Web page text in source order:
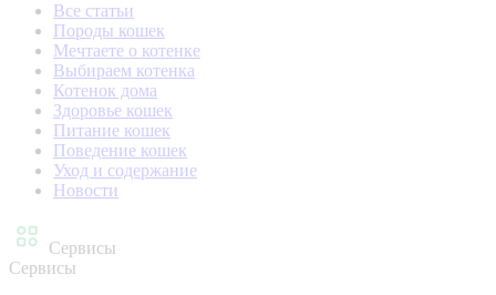
Все статьи
Породы кошек
Мечтаете о котенке
Выбираем котенка
Котенок дома
Здоровье кошек
Питание кошек
Поведение кошек
Уход и содержание
Новости
Сервисы
Сервисы